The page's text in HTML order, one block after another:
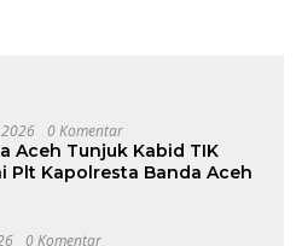
2026 0 Komentar
Aceh Tunjuk Kabid TIK
Plt Kapolresta Banda Aceh
0 Komentar